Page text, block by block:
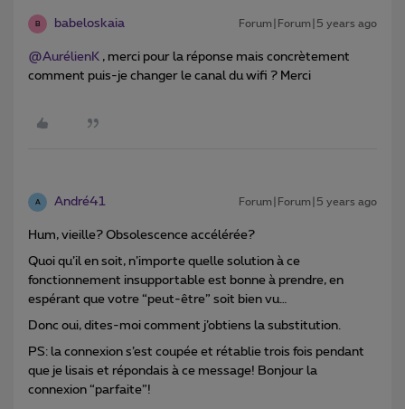
B babeloskaia Forum|Forum|5 years ago
@AurélienK , merci pour la réponse mais concrètement
comment puis-je changer le canal du wifi ? Merci
A André41 Forum|Forum|5 years ago
Hum, vieille? Obsolescence accélérée?
Quoi qu’il en soit, n’importe quelle solution à ce
fonctionnement insupportable est bonne à prendre, en
espérant que votre “peut-être” soit bien vu…
Donc oui, dites-moi comment j’obtiens la substitution.
PS: la connexion s’est coupée et rétablie trois fois pendant
que je lisais et répondais à ce message! Bonjour la
connexion “parfaite”!